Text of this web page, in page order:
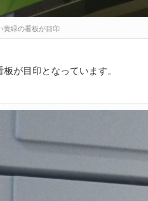
黄緑の看板が目印
が目印となっています。